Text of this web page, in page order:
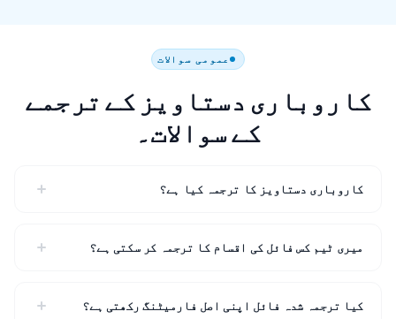
عمومی سوالات
کاروباری دستاویز کے ترجمے
کے سوالات۔
کاروباری دستاویز کا ترجمہ کیا ہے؟
میری ٹیم کس فائل کی اقسام کا ترجمہ کر سکتی ہے؟
کیا ترجمہ شدہ فائل اپنی اصل فارمیٹنگ رکھتی ہے؟